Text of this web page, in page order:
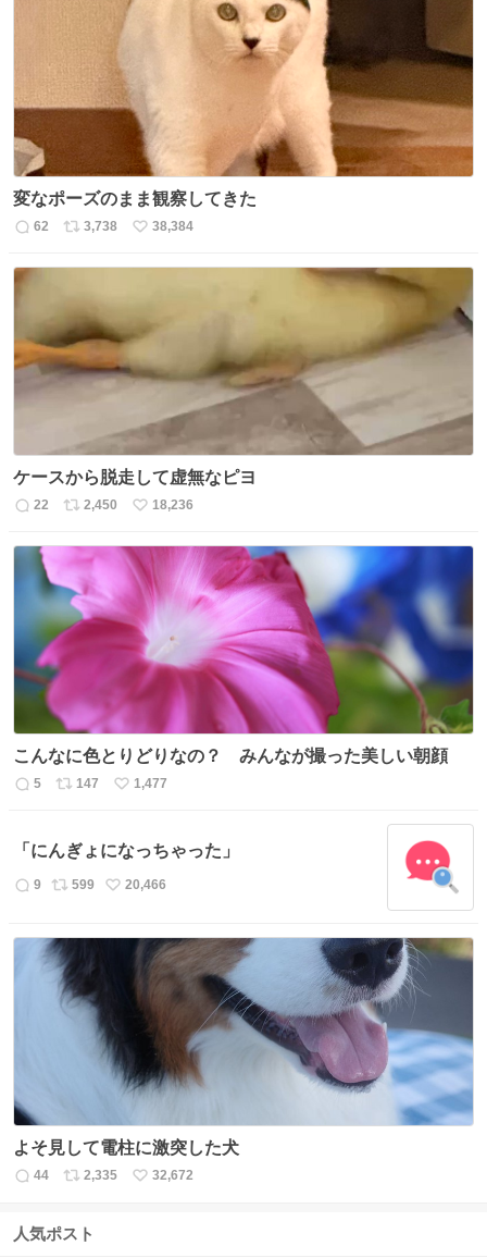
変なポーズのまま観察してきた
返
数
62
リ
数
3,738
い
38,384
ケースから脱走して虚無なピヨ
返
22
リ
ト
数
2,450
い
ね
数
18,236
こんなに色とりどりなの？ みんなが撮った美しい朝顔
返
数
5
リ
ス
ト
数
147
い
ね
数
1,477
「にんぎょになっちゃった」
返
数
9
リ
ス
ト
数
599
い
ね
20,466
よそ見して電柱に激突した犬
返
数
44
リ
ス
2,335
い
32,672
人気ポスト